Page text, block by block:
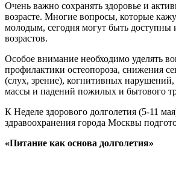
Очень важно сохранять здоровье и
возрасте. Многие вопросы, которые
молодым, сегодня могут быть доступны
возрастов.
Особое внимание необходимо уделять
профилактики остеопороза, снижения
(слух, зрение), когнитивных
массы и падений пожилых и бытового
К Неделе здорового долголетия (5-11
здравоохранения города Москвы
«Питание как основа долголетия»